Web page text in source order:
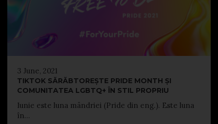
3 June, 2021
TIKTOK SĂRĂBTOREȘTE PRIDE MONTH ȘI
COMUNITATEA LGBTQ+ ÎN STIL PROPRIU
Iunie este luna mândriei (Pride din eng.). Este luna
în...